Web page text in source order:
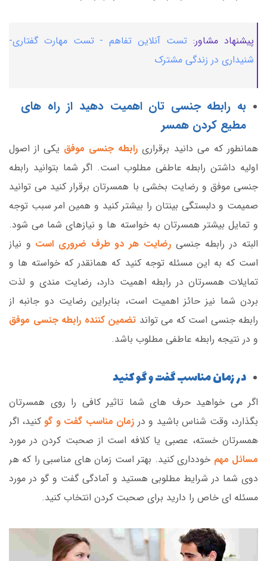
پیشنهاد مشاور: تست آنلاین تفاهم - تست مهارت گفتاری-
شنیداری در زندگی مشترک
به رابطه جنسی تان اهمیت دهید از راه های
مطیع کردن همسر
همانطور که می دانید برقراری رابطه جنسی موفق یکی از اصول
اولیه داشتن رابطه عاطفی مطلوب است. اگر شما بتوانید رابطه
جنسی موفق و رضایت بخشی با همسرتان برقرار کنید می توانید
صمیمت و دلبستگی بینتان را بیشتر کنید و همین امر سبب توجه
و تمایل بیشتر همسرتان به خواسته ها و نیازهای شما می شود.
البته در رابطه جنسی رضایت هر دو طرف ضروری است و نیاز
است که به این مسئله توجه کنید که همانقدر که خواسته ها و
تمایلات همسرتان در رابطه اهمیت دارد، رضایت مندی و لذت
بردن شما نیز حائز اهمیت است، بنابراین رضایت دو جانبه از
رابطه جنسی است که می تواند تضمین کننده رابطه جنسی موفق
و در نتیجه رابطه عاطفی مطلوب باشد.
در زمان مناسب گفت و گو کنید
اگر می خواهید حرف های شما تاثیر کافی را روی همسرتان
بگذارد، وقت شناس باشید و در زمان مناسب گفت و گو کنید، اگر
همسرتان خسته، عصبی یا کلافه است از صحبت کردن در مورد
مسائل مهم خودداری کنید. بهتر است زمان های مناسبی را که هر
دوی شما در شرایط مطلوبی هستید و آمادگی گفت و گو در مورد
مسئله ای خاص را دارید برای صحبت کردن انتخاب کنید.